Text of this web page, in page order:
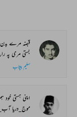
قبضہ مرے
بستی مری پہ
سلیم بیتاب
اپنی ہستی
موج_دریا